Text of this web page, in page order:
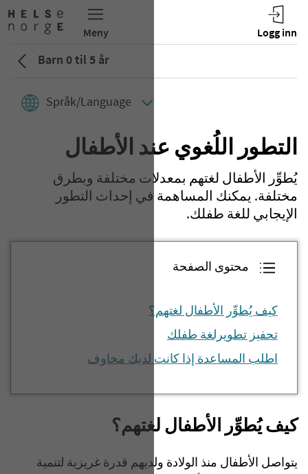
Barn 0 til 5 år
Språk/Language
التطور اللُغوي عند الأطفال
يُطوِّر الأطفال لغتهم بمعدلات مختلفة وبطرق
مختلفة. يمكنك المساهمة في إحداث التطور
الإيجابي للغة طفلك.
محتوى الصفحة
كيف يُطوِّر الأطفال لغتهم؟
تحفيز تطويرلغة طفلك
اطلب المساعدة إذا كانت لديك مخاوف
كيف يُطوِّر الأطفال لغتهم؟
يتواصل الأطفال منذ الولادة ولديهم قدرة غريزية لتنمية